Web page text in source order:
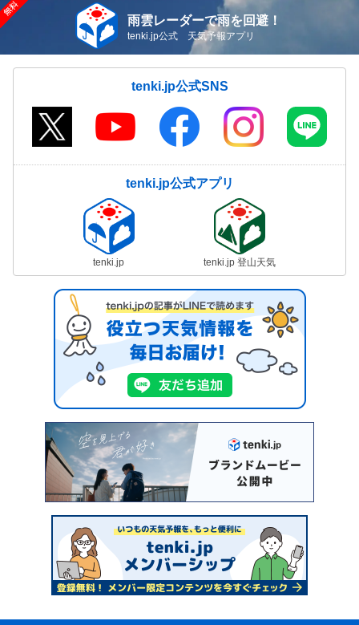
雨雲レーダーで雨を回避！
tenki.jp公式 天気予報アプリ
tenki.jp公式SNS
tenki.jp公式アプリ
tenki.jp tenki.jp 登山天気